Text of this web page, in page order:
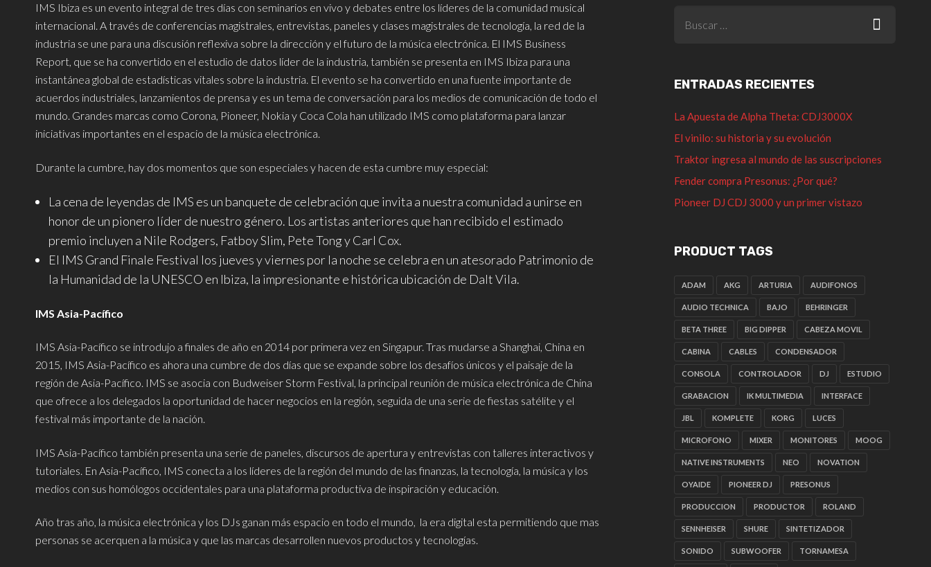
IMS Ibiza es un evento integral de tres días con seminarios en vivo y debates entre los líderes de la comunidad musical
internacional. A través de conferencias magistrales, entrevistas, paneles y clases magistrales de tecnología, la red de la
industria se une para una discusión reflexiva sobre la dirección y el futuro de la música electrónica. El IMS Business
Report, que se ha convertido en el estudio de datos líder de la industria, también se presenta en IMS Ibiza para una
instantánea global de estadísticas vitales sobre la industria. El evento se ha convertido en una fuente importante de
acuerdos industriales, lanzamientos de prensa y es un tema de conversación para los medios de comunicación de todo el
mundo. Grandes marcas como Corona, Pioneer, Nokia y Coca Cola han utilizado IMS como plataforma para lanzar
iniciativas importantes en el espacio de la música electrónica.
Durante la cumbre, hay dos momentos que son especiales y hacen de esta cumbre muy especial:
La cena de leyendas de IMS es un banquete de celebración que invita a nuestra comunidad a unirse en
honor de un pionero líder de nuestro género. Los artistas anteriores que han recibido el estimado
premio incluyen a Nile Rodgers, Fatboy Slim, Pete Tong y Carl Cox.
El IMS Grand Finale Festival los jueves y viernes por la noche se celebra en un atesorado Patrimonio de
la Humanidad de la UNESCO en Ibiza, la impresionante e histórica ubicación de Dalt Vila.
IMS Asia-Pacífico
IMS Asia-Pacífico se introdujo a finales de año en 2014 por primera vez en Singapur. Tras mudarse a Shanghai, China en
2015, IMS Asia-Pacífico es ahora una cumbre de dos días que se expande sobre los desafíos únicos y el paisaje de la
región de Asia-Pacífico. IMS se asocia con Budweiser Storm Festival, la principal reunión de música electrónica de China
que ofrece a los delegados la oportunidad de hacer negocios en la región, seguida de una serie de fiestas satélite y el
festival más importante de la nación.
IMS Asia-Pacífico también presenta una serie de paneles, discursos de apertura y entrevistas con talleres interactivos y
tutoriales. En Asia-Pacífico, IMS conecta a los líderes de la región del mundo de las finanzas, la tecnología, la música y los
medios con sus homólogos occidentales para una plataforma productiva de inspiración y educación.
Año tras año, la música electrónica y los DJs ganan más espacio en todo el mundo, la era digital esta permitiendo que mas
personas se acerquen a la música y que las marcas desarrollen nuevos productos y tecnologías.
ENTRADAS RECIENTES
La Apuesta de Alpha Theta: CDJ3000X
El vinilo: su historia y su evolución
Traktor ingresa al mundo de las suscripciones
Fender compra Presonus: ¿Por qué?
Pioneer DJ CDJ 3000 y un primer vistazo
PRODUCT TAGS
ADAM AKG ARTURIA AUDIFONOS
AUDIO TECHNICA BAJO BEHRINGER
BETA THREE BIG DIPPER CABEZA MOVIL
CABINA CABLES CONDENSADOR
CONSOLA CONTROLADOR DJ ESTUDIO
GRABACION IK MULTIMEDIA INTERFACE
JBL KOMPLETE KORG LUCES
MICROFONO MIXER MONITORES MOOG
NATIVE INSTRUMENTS NEO NOVATION
OYAIDE PIONEER DJ PRESONUS
PRODUCCION PRODUCTOR ROLAND
SENNHEISER SHURE SINTETIZADOR
SONIDO SUBWOOFER TORNAMESA